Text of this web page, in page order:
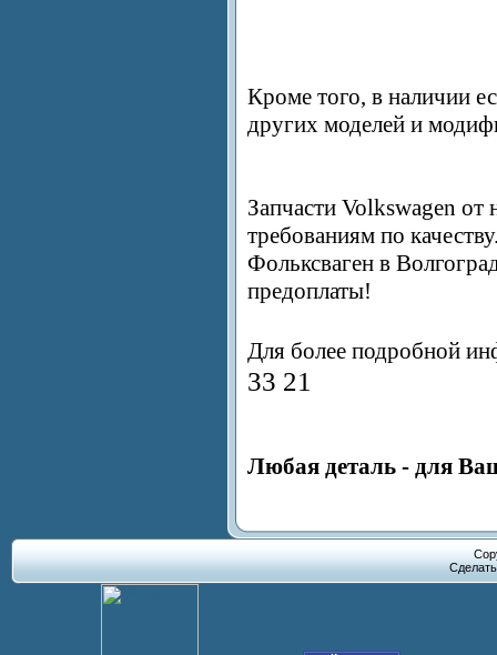
Кроме того, в наличии
других моделей и
Запчасти Volkswagen
требованиям по
Фольксваген в
предоплаты!
Для более подробной
33 21
Любая деталь - для